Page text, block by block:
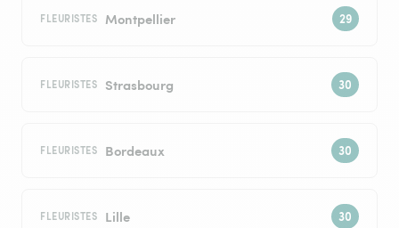
FLEURISTES Montpellier
FLEURISTES Strasbourg
FLEURISTES Bordeaux
FLEURISTES Lille